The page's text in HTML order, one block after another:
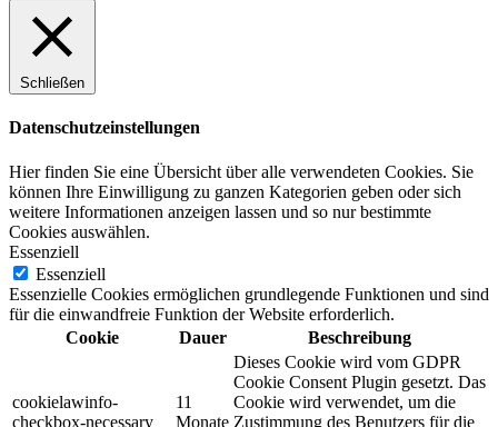
Schließen
Datenschutzeinstellungen
Hier finden Sie eine Übersicht über alle verwendeten Cookies. Sie
können Ihre Einwilligung zu ganzen Kategorien geben oder sich
weitere Informationen anzeigen lassen und so nur bestimmte
Cookies auswählen.
Essenziell
Essenziell
Essenzielle Cookies ermöglichen grundlegende Funktionen und sind
für die einwandfreie Funktion der Website erforderlich.
Cookie
Dauer Beschreibung
cookielawinfo-
checkbox-necessary
11
Monate
Dieses Cookie wird vom GDPR
Cookie Consent Plugin gesetzt. Das
Cookie wird verwendet, um die
Zustimmung des Benutzers für die